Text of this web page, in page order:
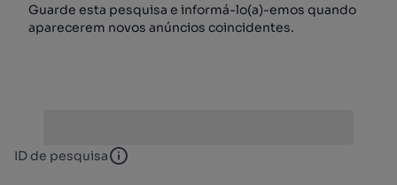
Guarde esta pesquisa e informá-lo(a)-emos quando
aparecerem novos anúncios coincidentes.
ID de pesquisa ID de pesquisa